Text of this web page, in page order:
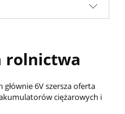
rolnictwa
6V szersza oferta
ciężarowych i